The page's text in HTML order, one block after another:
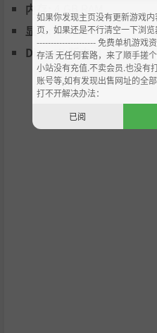
·职业是烟花师，常年闷在
·极度社恐，面对人群时会
柔善良的人。
·明知道自己不擅长和他人
可归的鱼烟。
▌制作人员︱Staff
内存:
显卡: GTX 650 Ti
DirectX 版本:12
如果你发现主页没有更新游戏
页，如果还是不行清空一下浏
--------------------- 免费单机游戏
存活 无任何套路，来了顺手搓
小站没有充值.不卖会员.也没有
账号等,如有发现出售网址的全
打不开解决办法：
已阅